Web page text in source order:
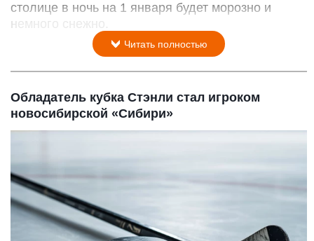
столице в ночь на 1 января будет морозно и
немного снежно.
Читать полностью
Обладатель кубка Стэнли стал игроком
новосибирской «Сибири»